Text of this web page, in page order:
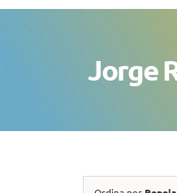
Jorge